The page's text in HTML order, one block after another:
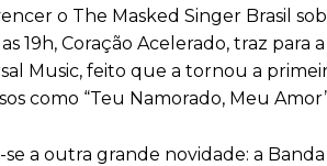
o The Masked Singer Brasil
19h, Coração Acelerado, traz para
Music, feito que a tornou a
como “Teu Namorado, Meu
a outra grande novidade: a